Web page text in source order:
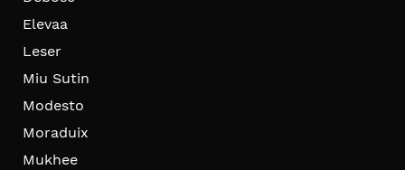
Elevaa
Leser
Miu Sutin
Modesto
Moraduix
Mukhee